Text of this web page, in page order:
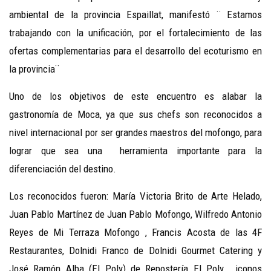
ambiental de la provincia Espaillat, manifestó ¨ Estamos
trabajando con la unificación, por el fortalecimiento de las
ofertas complementarias para el desarrollo del ecoturismo en
la provincia¨
Uno de los objetivos de este encuentro es alabar la
gastronomía de Moca, ya que sus chefs son reconocidos a
nivel internacional por ser grandes maestros del mofongo, para
lograr que sea una herramienta importante para la
diferenciación del destino.
Los reconocidos fueron: María Victoria Brito de Arte Helado,
Juan Pablo Martínez de Juan Pablo Mofongo, Wilfredo Antonio
Reyes de Mi Terraza Mofongo , Francis Acosta de las 4F
Restaurantes, Dolnidi Franco de Dolnidi Gourmet Catering y
José Ramón Alba (El Poly) de Repostería El Poly, iconos